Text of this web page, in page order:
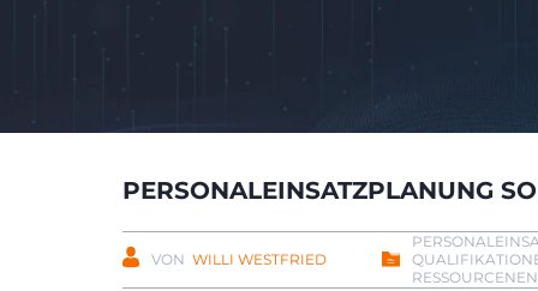
PERSONALEINSATZPLANUNG
VON WILLI WESTFRIED